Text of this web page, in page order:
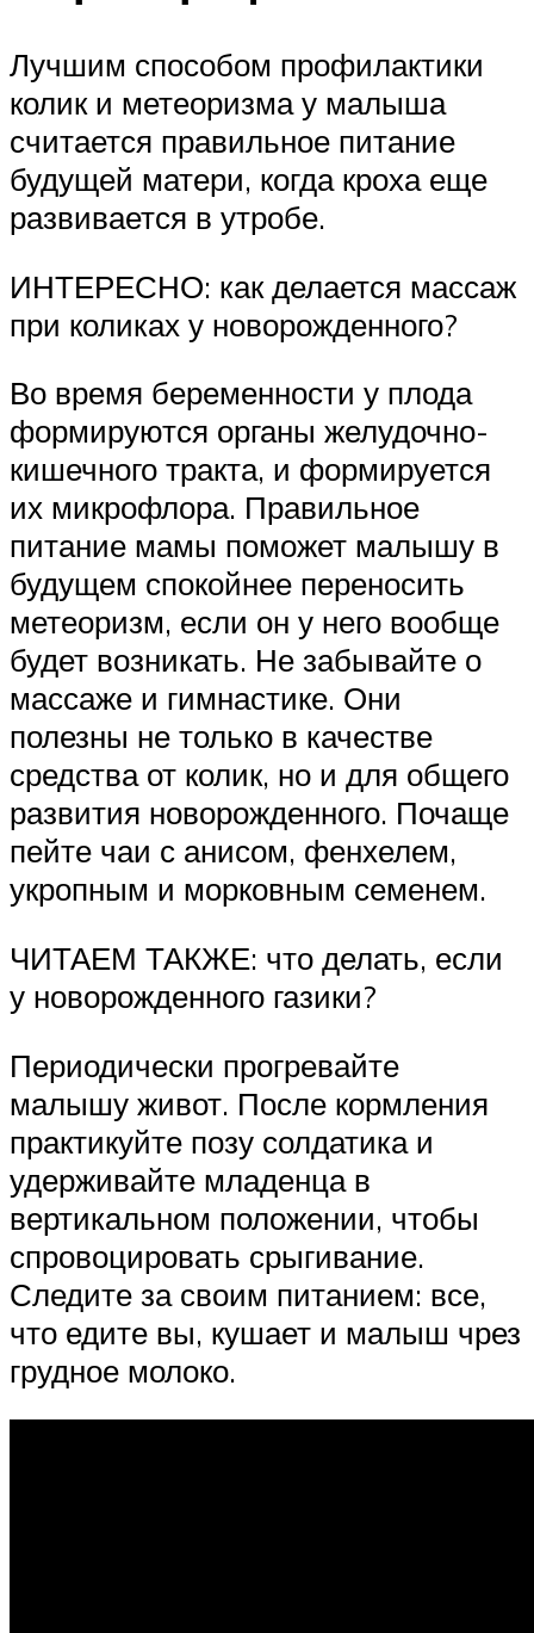
Лучшим способом профилактики
колик и метеоризма у малыша
считается правильное питание
будущей матери, когда кроха еще
развивается в утробе.
ИНТЕРЕСНО: как делается массаж
при коликах у новорожденного?
Во время беременности у плода
формируются органы желудочно-
кишечного тракта, и формируется
их микрофлора. Правильное
питание мамы поможет малышу в
будущем спокойнее переносить
метеоризм, если он у него вообще
будет возникать. Не забывайте о
массаже и гимнастике. Они
полезны не только в качестве
средства от колик, но и для общего
развития новорожденного. Почаще
пейте чаи с анисом, фенхелем,
укропным и морковным семенем.
ЧИТАЕМ ТАКЖЕ: что делать, если
у новорожденного газики?
Периодически прогревайте
малышу живот. После кормления
практикуйте позу солдатика и
удерживайте младенца в
вертикальном положении, чтобы
спровоцировать срыгивание.
Следите за своим питанием: все,
что едите вы, кушает и малыш чрез
грудное молоко.